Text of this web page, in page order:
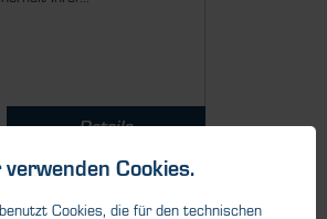
Details
Cookies.
Cookies, die für den technischen